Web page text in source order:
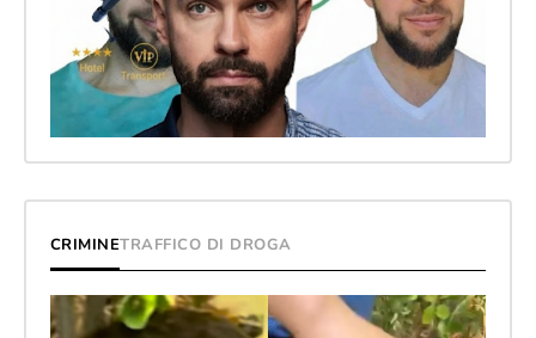
CRIMINETRAFFICO DI DROGA